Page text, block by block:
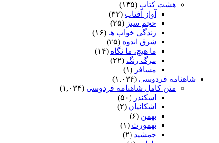
هشت کتاب (۱۳۵)
آواز آفتاب (۳۲)
حجم سبز (۲۵)
زندگی خواب ها (۱۶)
شرق اندوه (۲۵)
ما هیچ، ما نگاه (۱۴)
مرگ رنگ (۲۲)
مسافر (۱)
شاهنامه فردوسی (۱,۰۳۴)
متن کامل شاهنامه فردوسی (۱,۰۳۴)
اسکندر (۵۰)
اشکانیان (۲)
بهمن (۶)
تهمورث (۱)
جمشید (۲)